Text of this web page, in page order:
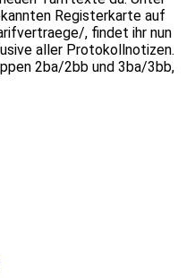
Registerkarte auf
, findet ihr nun
aller Protokollnotizen.
2ba/2bb und 3ba/3bb,